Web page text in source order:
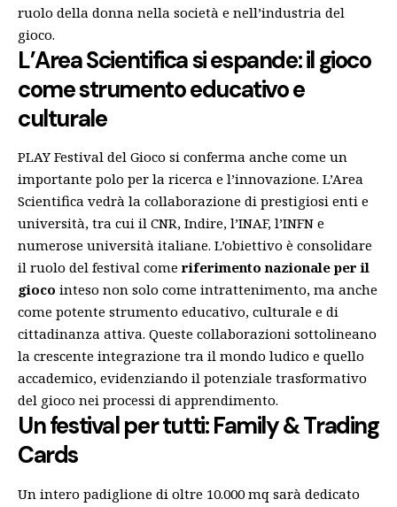
ruolo della donna nella società e nell’industria del
gioco.
L’Area Scientifica si espande: il gioco
come strumento educativo e
culturale
PLAY Festival del Gioco si conferma anche come un
importante polo per la ricerca e l’innovazione. L’Area
Scientifica vedrà la collaborazione di prestigiosi enti e
università, tra cui il CNR, Indire, l’INAF, l’INFN e
numerose università italiane. L’obiettivo è consolidare
il ruolo del festival comeriferimento nazionale per il
gioco inteso non solo come intrattenimento, ma anche
come potente strumento educativo, culturale e di
cittadinanza attiva. Queste collaborazioni sottolineano
la crescente integrazione tra il mondo ludico e quello
accademico, evidenziando il potenziale trasformativo
del gioco nei processi di apprendimento.
Un festival per tutti: Family & Trading
Cards
Un intero padiglione di oltre 10.000 mq sarà dedicato